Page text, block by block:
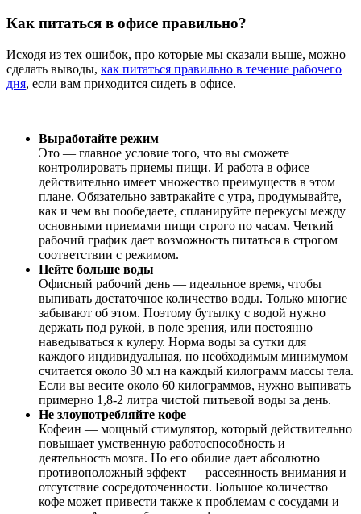
Как питаться в офисе правильно?
Исходя из тех ошибок, про которые мы сказали выше, можно
сделать выводы, как питаться правильно в течение рабочего
дня, если вам приходится сидеть в офисе.
Выработайте режим
Это — главное условие того, что вы сможете
контролировать приемы пищи. И работа в офисе
действительно имеет множество преимуществ в этом
плане. Обязательно завтракайте с утра, продумывайте,
как и чем вы пообедаете, спланируйте перекусы между
основными приемами пищи строго по часам. Четкий
рабочий график дает возможность питаться в строгом
соответствии с режимом.
Пейте больше воды
Офисный рабочий день — идеальное время, чтобы
выпивать достаточное количество воды. Только многие
забывают об этом. Поэтому бутылку с водой нужно
держать под рукой, в поле зрения, или постоянно
наведываться к кулеру. Норма воды за сутки для
каждого индивидуальная, но необходимым минимумом
считается около 30 мл на каждый килограмм массы тела.
Если вы весите около 60 килограммов, нужно выпивать
примерно 1,8-2 литра чистой питьевой воды за день.
Не злоупотребляйте кофе
Кофеин — мощный стимулятор, который действительно
повышает умственную работоспособность и
деятельность мозга. Но его обилие дает абсолютно
противоположный эффект — рассеянность внимания и
отсутствие сосредоточенности. Большое количество
кофе может привести также к проблемам с сосудами и